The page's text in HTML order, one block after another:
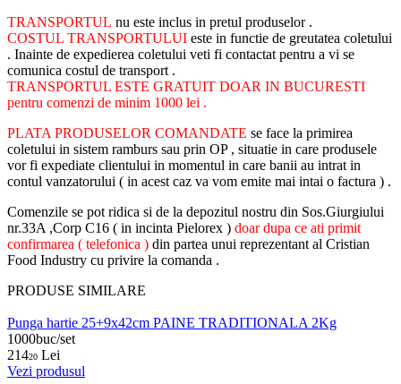
TRANSPORTUL nu este inclus in pretul produselor .
COSTUL TRANSPORTULUI este in functie de greutatea coletului
. Inainte de expedierea coletului veti fi contactat pentru a vi se
comunica costul de transport .
TRANSPORTUL ESTE GRATUIT DOAR IN BUCURESTI
pentru comenzi de minim 1000 lei .
PLATA PRODUSELOR COMANDATE se face la primirea
coletului in sistem ramburs sau prin OP , situatie in care produsele
vor fi expediate clientului in momentul in care banii au intrat in
contul vanzatorului ( in acest caz va vom emite mai intai o factura ) .
Comenzile se pot ridica si de la depozitul nostru din Sos.Giurgiului
nr.33A ,Corp C16 ( in incinta Pielorex ) doar dupa ce ati primit
confirmarea ( telefonica ) din partea unui reprezentant al Cristian
Food Industry cu privire la comanda .
PRODUSE SIMILARE
Punga hartie 25+9x42cm PAINE TRADITIONALA 2Kg
1000buc/set
21420 Lei
Vezi produsul